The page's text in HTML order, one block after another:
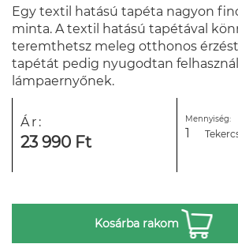
Egy textil hatású tapéta nagyon
minta. A textil hatású tapétával
teremthetsz meleg otthonos
tapétát pedig nyugodtan
lámpaernyőnek.
Ár:
23 990 Ft
Mennyiség:
Kosárba rakom